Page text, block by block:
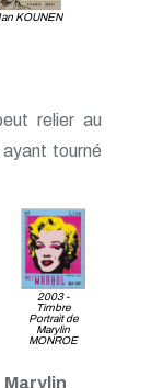
KOUNEN
relier au
tourné
2003 -
Timbre
Portrait de
Marylin
MONROE
Marylin